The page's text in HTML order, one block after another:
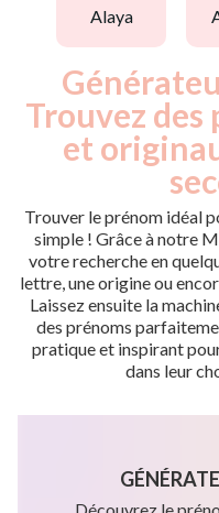
alaya
Trouvez des
et
Trouver le prénom idéal
simple ! Grâce à notre
votre recherche en
lettre, une origine ou
Laissez ensuite la
des prénoms
pratique et inspirant
dans leur
Découvrez le